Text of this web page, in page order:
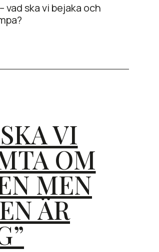
vad ska vi bejaka och
VI
OM
MEN
ÄR